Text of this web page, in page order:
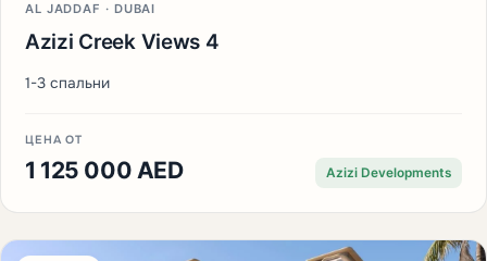
AL JADDAF · DUBAI
Azizi Creek Views 4
1-3 спальни
ЦЕНА ОТ
1 125 000 AED Azizi Developments